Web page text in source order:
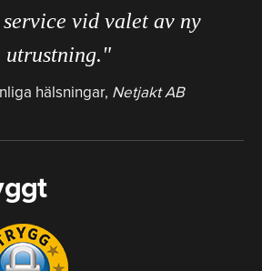
vid valet av ny
utrustning."
hälsningar, Netjakt AB